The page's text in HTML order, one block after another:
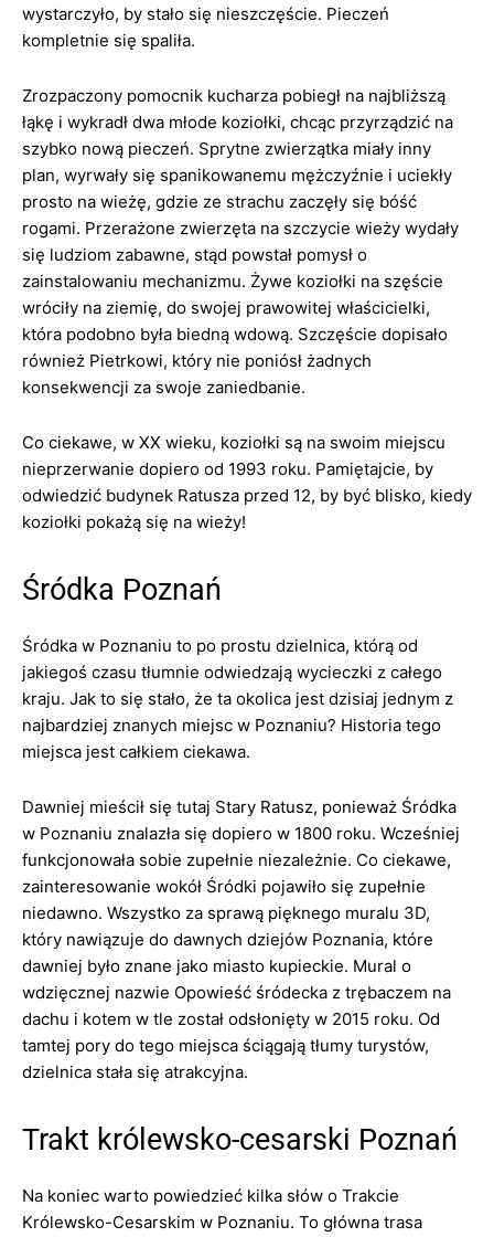
wystarczyło, by stało się nieszczęście. Pieczeń
kompletnie się spaliła.
Zrozpaczony pomocnik kucharza pobiegł na najbliższą
łąkę i wykradł dwa młode koziołki, chcąc przyrządzić na
szybko nową pieczeń. Sprytne zwierzątka miały inny
plan, wyrwały się spanikowanemu mężczyźnie i uciekły
prosto na wieżę, gdzie ze strachu zaczęły się bóść
rogami. Przerażone zwierzęta na szczycie wieży wydały
się ludziom zabawne, stąd powstał pomysł o
zainstalowaniu mechanizmu. Żywe koziołki na szęście
wróciły na ziemię, do swojej prawowitej właścicielki,
która podobno była biedną wdową. Szczęście dopisało
również Pietrkowi, który nie poniósł żadnych
konsekwencji za swoje zaniedbanie.
Co ciekawe, w XX wieku, koziołki są na swoim miejscu
nieprzerwanie dopiero od 1993 roku. Pamiętajcie, by
odwiedzić budynek Ratusza przed 12, by być blisko, kiedy
koziołki pokażą się na wieży!
Śródka Poznań
Śródka w Poznaniu to po prostu dzielnica, którą od
jakiegoś czasu tłumnie odwiedzają wycieczki z całego
kraju. Jak to się stało, że ta okolica jest dzisiaj jednym z
najbardziej znanych miejsc w Poznaniu? Historia tego
miejsca jest całkiem ciekawa.
Dawniej mieścił się tutaj Stary Ratusz, ponieważ Śródka
w Poznaniu znalazła się dopiero w 1800 roku. Wcześniej
funkcjonowała sobie zupełnie niezależnie. Co ciekawe,
zainteresowanie wokół Śródki pojawiło się zupełnie
niedawno. Wszystko za sprawą pięknego muralu 3D,
który nawiązuje do dawnych dziejów Poznania, które
dawniej było znane jako miasto kupieckie. Mural o
wdzięcznej nazwie Opowieść śródecka z trębaczem na
dachu i kotem w tle został odsłonięty w 2015 roku. Od
tamtej pory do tego miejsca ściągają tłumy turystów,
dzielnica stała się atrakcyjna.
Trakt królewsko-cesarski Poznań
Na koniec warto powiedzieć kilka słów o Trakcie
Królewsko-Cesarskim w Poznaniu. To główna trasa